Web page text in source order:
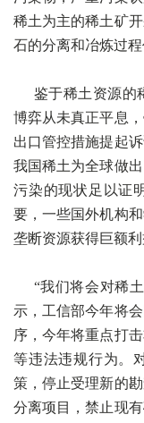
稀土为主的稀土矿
石的分离和冶炼过
鉴于稀土资源的
博弈从未真正平息
出口管控措施提起
我国稀土为全球做
污染的现状足以证
要，一些国外机构
垄断资源获得巨额利
“我们将会对稀
示，工信部今年将
序，今年将重点打
等违法违规行为。
策，停止受理新的
分离项目，禁止现